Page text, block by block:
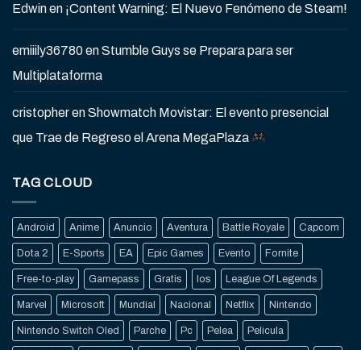
Edwinen ¡Content Warning: El Nuevo Fenómeno de Steam!
emiiily36780enStumble Guys se Prepara para ser
Multiplataforma
cristopherenShowmatch Movistar: El evento presencial
que Trae de Regreso el Arena MegaPlaza
TAG CLOUD
Android Anime Anuncio Aventura Battle Royale Capcom
Dota 2 E-Sports EA Epic Games Evento Fornite
Free-to-play Gamepass Gratis Ios League Of Legends
Marvel Microsoft Mundial Nacional Netflix Nintendo
Nintendo Switch Oled Parche Pc Pelea Pelicula